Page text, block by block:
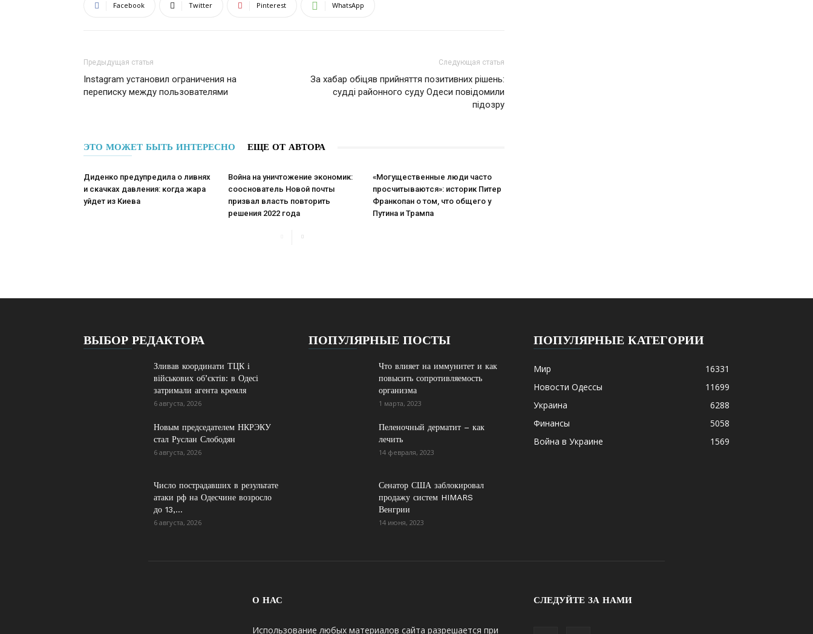
Facebook Twitter Pinterest WhatsApp
Предыдущая статья
Instagram установил ограничения на
переписку между пользователями
Следующая статья
За хабар обіцяв прийняття позитивних рішень:
судді районного суду Одеси повідомили
підозру
ЭТО МОЖЕТ БЫТЬ ИНТЕРЕСНО ЕЩЕ ОТ АВТОРА
Диденко предупредила о ливнях
и скачках давления: когда жара
уйдет из Киева
Война на уничтожение экономик:
сооснователь Новой почты
призвал власть повторить
решения 2022 года
«Могущественные люди часто
просчитываются»: историк Питер
Франкопан о том, что общего у
Путина и Трампа
ВЫБОР РЕДАКТОРА
Зливав координати ТЦК і
військових об’єктів: в Одесі
затримали агента кремля
6 августа, 2026
Новым председателем НКРЭКУ
стал Руслан Слободян
6 августа, 2026
Число пострадавших в результате
атаки рф на Одесчине возросло
до 13,...
6 августа, 2026
ПОПУЛЯРНЫЕ ПОСТЫ
Что влияет на иммунитет и как
повысить сопротивляемость
организма
1 марта, 2023
Пеленочный дерматит – как
лечить
14 февраля, 2023
Сенатор США заблокировал
продажу систем HIMARS
Венгрии
14 июня, 2023
ПОПУЛЯРНЫЕ КАТЕГОРИИ
Мир
16331
Новости Одессы
11699
Украина
6288
Финансы
5058
Война в Украине
1569
О НАС
Использование любых материалов сайта разрешается при
СЛЕДУЙТЕ ЗА НАМИ